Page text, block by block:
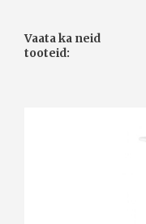
Vaata ka neid
tooteid: